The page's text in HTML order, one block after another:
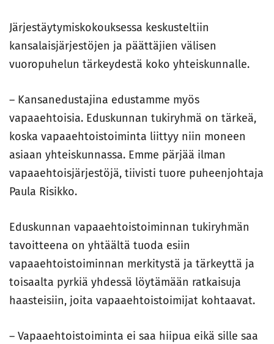
Järjestäytymiskokouksessa keskusteltiin
kansalaisjärjestöjen ja päättäjien välisen
vuoropuhelun tärkeydestä koko yhteiskunnalle.
– Kansanedustajina edustamme myös
vapaaehtoisia. Eduskunnan tukiryhmä on tärkeä,
koska vapaaehtoistoiminta liittyy niin moneen
asiaan yhteiskunnassa. Emme pärjää ilman
vapaaehtoisjärjestöjä, tiivisti tuore puheenjohtaja
Paula Risikko.
Eduskunnan vapaaehtoistoiminnan tukiryhmän
tavoitteena on yhtäältä tuoda esiin
vapaaehtoistoiminnan merkitystä ja tärkeyttä ja
toisaalta pyrkiä yhdessä löytämään ratkaisuja
haasteisiin, joita vapaaehtoistoimijat kohtaavat.
– Vapaaehtoistoiminta ei saa hiipua eikä sille saa